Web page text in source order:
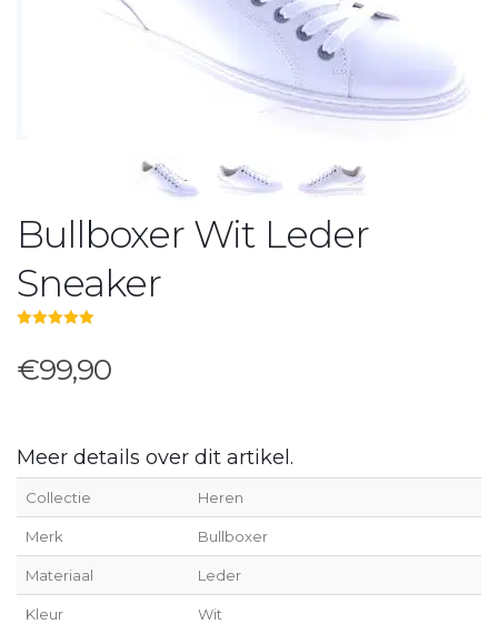
Bullboxer Wit Leder
Sneaker
€99,90
Meer details over dit artikel.
Collectie Heren
Merk Bullboxer
Materiaal Leder
Kleur Wit